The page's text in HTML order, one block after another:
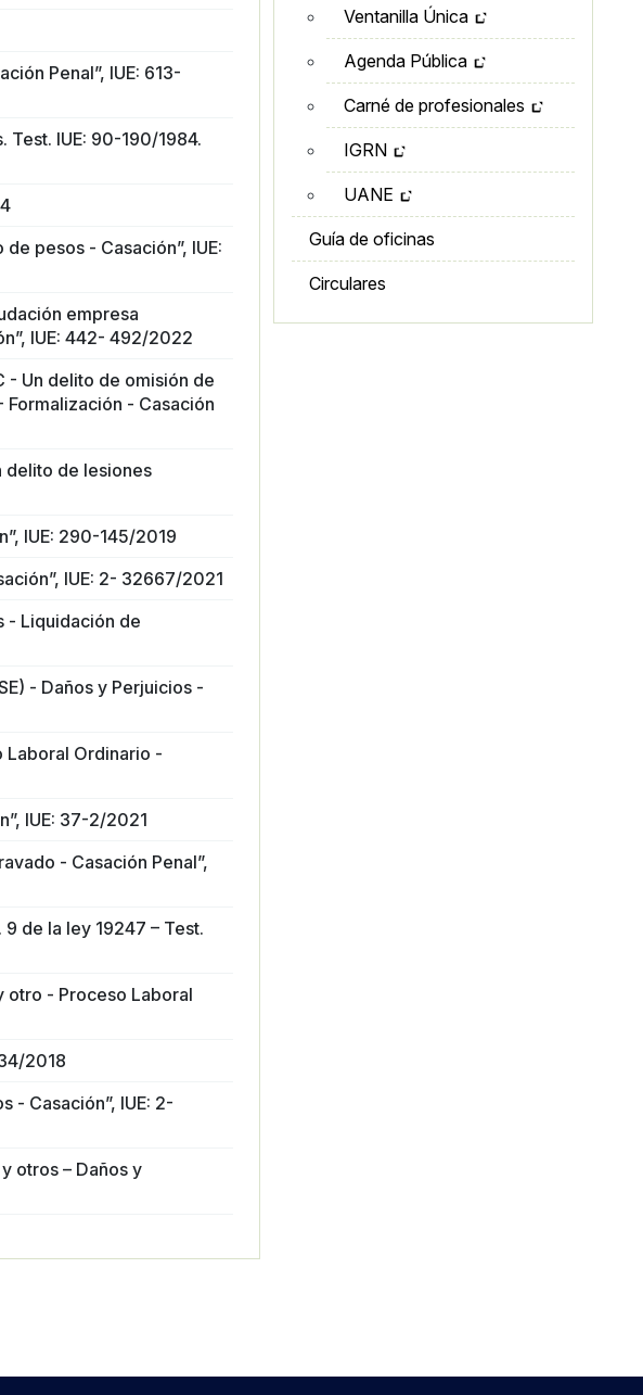
Penal”, IUE: 613-
IUE: 90-190/1984.
pesos - Casación”, IUE:
empresa
IUE: 442- 492/2022
Un delito de omisión de
- Casación
delito de lesiones
IUE: 290-145/2019
IUE: 2- 32667/2021
- Liquidación de
- Daños y Perjuicios -
Laboral Ordinario -
IUE: 37-2/2021
- Casación Penal”,
de la ley 19247 – Test.
otro - Proceso Laboral
2018
- Casación”, IUE: 2-
otros – Daños y
Ventanilla Única
Agenda Pública
Carné de profesionales
IGRN
UANE
Guía de oficinas
Circulares